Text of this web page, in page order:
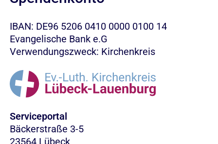
IBAN: DE96 5206 0410 0000 0100 14
Evangelische Bank e.G
Verwendungszweck: Kirchenkreis
Serviceportal
Bäckerstraße 3-5
23564 Lübeck